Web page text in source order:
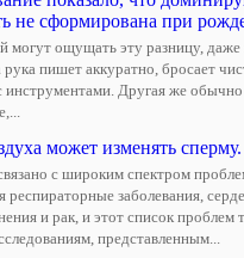
не сформирована при
могут ощущать эту разницу, даже
пишет аккуратно, бросает
инструментами. Другая же обычно
может изменять сперму.
с широким спектром
респираторные заболевания,
и рак, и этот список проблем
представленным...